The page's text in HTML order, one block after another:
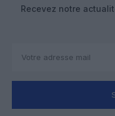
Recevez notre